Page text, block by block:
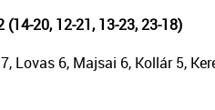
20, 12-21, 13-23, 23-18)
Lovas 6, Majsai 6, Kollár 5,